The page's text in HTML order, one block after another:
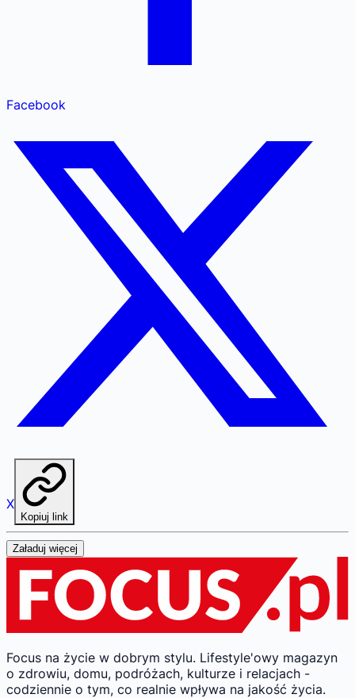
Facebook
X
Kopiuj link
Załaduj więcej
Focus na życie w dobrym stylu. Lifestyle'owy magazyn
o zdrowiu, domu, podróżach, kulturze i relacjach -
codziennie o tym, co realnie wpływa na jakość życia.